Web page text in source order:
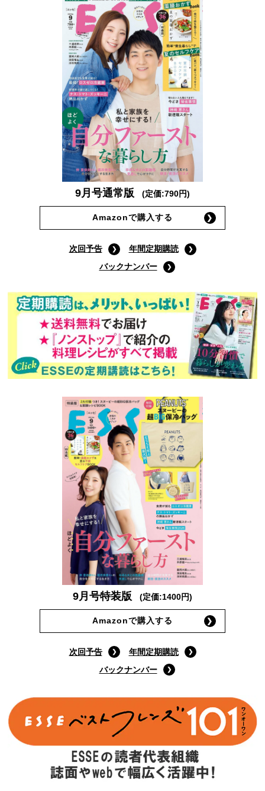
9月号通常版 (定価:790円)
Amazonで購入する
次回予告
年間定期購読
バックナンバー
9月号特装版 (定価:1400円)
Amazonで購入する
次回予告
年間定期購読
バックナンバー